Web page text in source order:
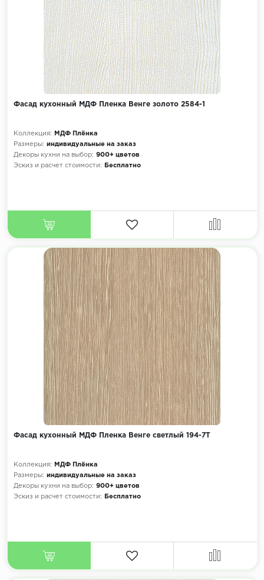
Фасад кухонный МДФ Пленка Венге золото 2584-1
Коллекция:
МДФ Плёнка
Размеры: индивидуальные на заказ
Декоры кухни на выбор: 900+ цветов
Эскиз и расчет стоимости:
Бесплатно
Фасад кухонный МДФ Пленка Венге светлый 194-7Т
Коллекция:
МДФ Плёнка
Размеры: индивидуальные на заказ
Декоры кухни на выбор: 900+ цветов
Эскиз и расчет стоимости:
Бесплатно